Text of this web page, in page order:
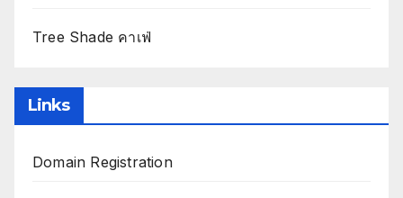
Tree Shade คาเฟ่
Links
Domain Registration